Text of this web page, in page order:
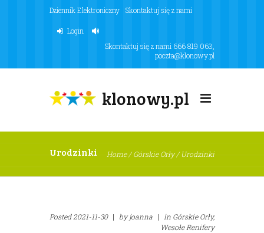
Dziennik Elektroniczny Skontaktuj się z nami
Login
Skontaktuj się z nami 666 819 063
poczta@klonowy.pl
klonowy.pl
Home/Górskie Orły/ Urodzinki
Urodzinki
Posted2021-11-30 | byjoanna | in Górskie Orły,
Wesołe Renifery